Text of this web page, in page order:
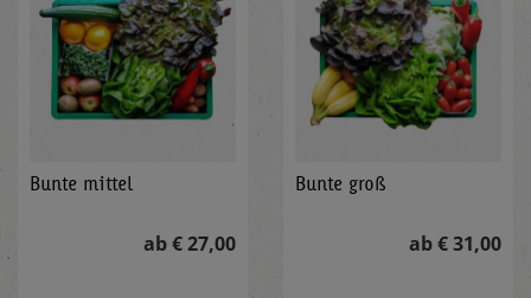
Bunte mittel
ab € 27,00
Bunte groß
ab € 31,00